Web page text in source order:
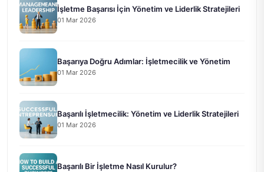
İşletme Başarısı İçin Yönetim ve Liderlik Stratejileri
01 Mar 2026
Başarıya Doğru Adımlar: İşletmecilik ve Yönetim
01 Mar 2026
Başarılı İşletmecilik: Yönetim ve Liderlik Stratejileri
01 Mar 2026
Başarılı Bir İşletme Nasıl Kurulur?